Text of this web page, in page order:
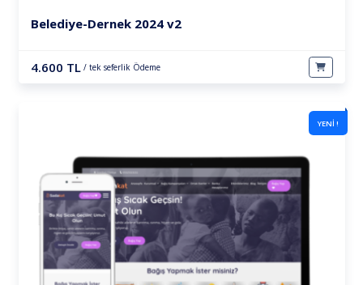
Belediye-Dernek 2024 v2
4.600 TL / tek seferlik Ödeme
YENİ !